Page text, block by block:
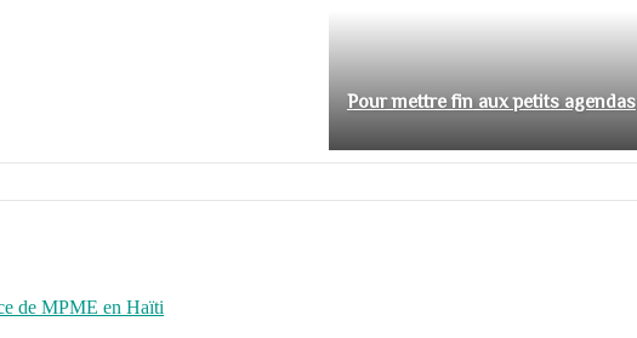
Pour mettre fin aux petits agendas